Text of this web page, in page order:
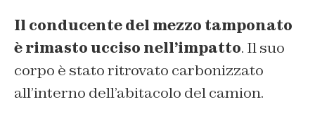
Il conducente del mezzo tamponato
è rimasto ucciso nell’impatto. Il suo
corpo è stato ritrovato carbonizzato
all’interno dell’abitacolo del camion.